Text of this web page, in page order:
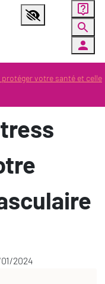
votre santé et celle
cardiovasculaire
2024